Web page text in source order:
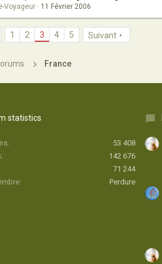
Voyageur 11 Février 2006
1 2 3 4 5 Suivant
France
statistics
53 408
142 676
71 244
Perdure